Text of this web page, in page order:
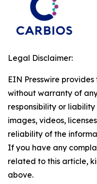
Legal Disclaimer:
EIN Presswire
without warranty of
responsibility or
images, videos,
reliability of the
If you have any
related to this article,
above.